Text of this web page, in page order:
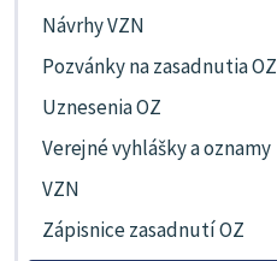
Návrhy VZN
Pozvánky na zasadnutia OZ
Uznesenia OZ
Verejné vyhlášky a oznamy
VZN
Zápisnice zasadnutí OZ